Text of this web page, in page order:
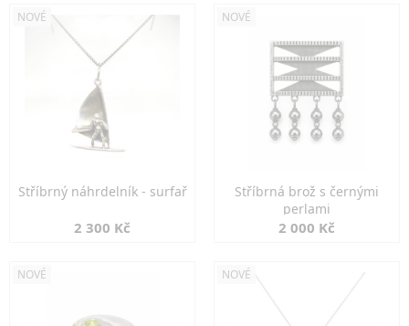
NOVÉ
Stříbrný náhrdelník - surfař
2 300 Kč
NOVÉ
Stříbrná brož s černými
perlami
2 000 Kč
NOVÉ NOVÉ